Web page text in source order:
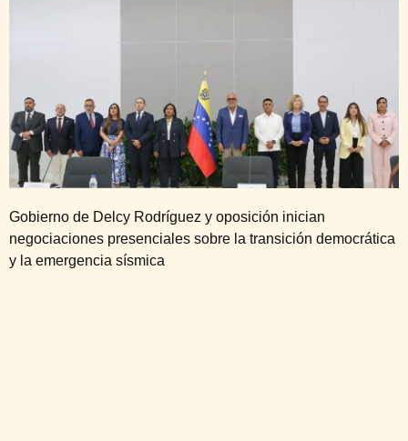
Gobierno de Delcy Rodríguez y oposición inician
negociaciones presenciales sobre la transición democrática
y la emergencia sísmica